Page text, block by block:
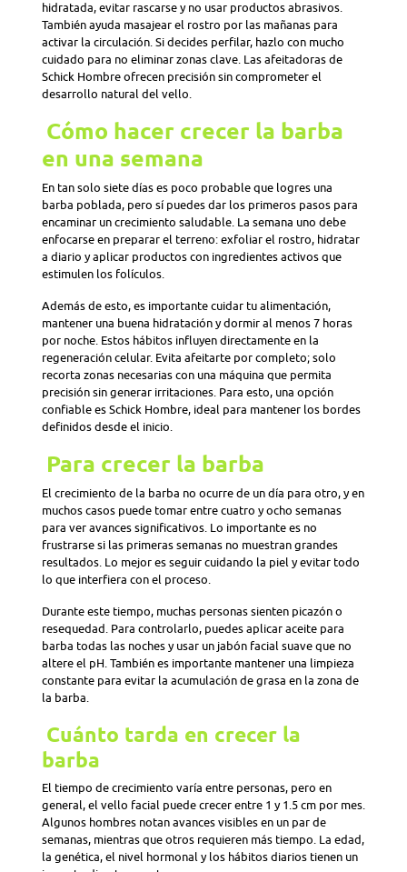
hidratada, evitar rascarse y no usar productos abrasivos.
También ayuda masajear el rostro por las mañanas para
activar la circulación. Si decides perfilar, hazlo con mucho
cuidado para no eliminar zonas clave. Las afeitadoras de
Schick Hombre ofrecen precisión sin comprometer el
desarrollo natural del vello.
Cómo hacer crecer la barba
en una semana
En tan solo siete días es poco probable que logres una
barba poblada, pero sí puedes dar los primeros pasos para
encaminar un crecimiento saludable. La semana uno debe
enfocarse en preparar el terreno: exfoliar el rostro, hidratar
a diario y aplicar productos con ingredientes activos que
estimulen los folículos.
Además de esto, es importante cuidar tu alimentación,
mantener una buena hidratación y dormir al menos 7 horas
por noche. Estos hábitos influyen directamente en la
regeneración celular. Evita afeitarte por completo; solo
recorta zonas necesarias con una máquina que permita
precisión sin generar irritaciones. Para esto, una opción
confiable es Schick Hombre, ideal para mantener los bordes
definidos desde el inicio.
Para crecer la barba
El crecimiento de la barba no ocurre de un día para otro, y en
muchos casos puede tomar entre cuatro y ocho semanas
para ver avances significativos. Lo importante es no
frustrarse si las primeras semanas no muestran grandes
resultados. Lo mejor es seguir cuidando la piel y evitar todo
lo que interfiera con el proceso.
Durante este tiempo, muchas personas sienten picazón o
resequedad. Para controlarlo, puedes aplicar aceite para
barba todas las noches y usar un jabón facial suave que no
altere el pH. También es importante mantener una limpieza
constante para evitar la acumulación de grasa en la zona de
la barba.
Cuánto tarda en crecer la
barba
El tiempo de crecimiento varía entre personas, pero en
general, el vello facial puede crecer entre 1 y 1.5 cm por mes.
Algunos hombres notan avances visibles en un par de
semanas, mientras que otros requieren más tiempo. La edad,
la genética, el nivel hormonal y los hábitos diarios tienen un